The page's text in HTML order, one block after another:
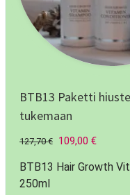
BTB13 Paketti
tukemaan
127,70€ 109,00 €
BTB13 Hair Growth
250ml